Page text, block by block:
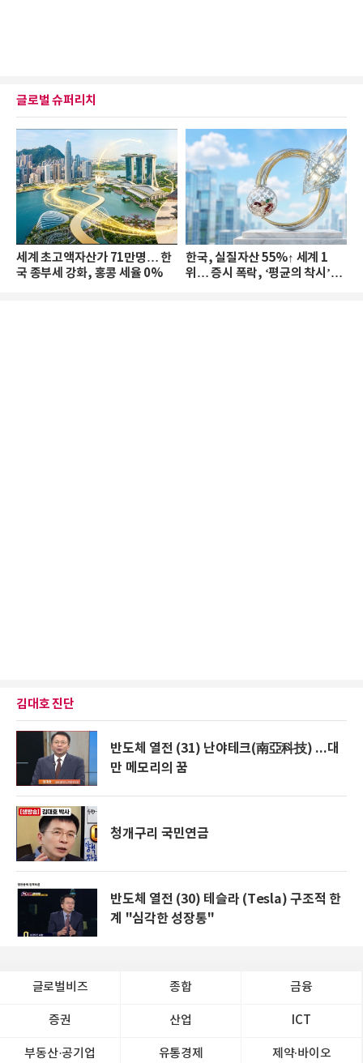
글로벌 슈퍼리치
세계 초고액자산가 71만명… 한
국 종부세 강화, 홍콩 세율 0%
한국, 실질자산 55%↑ 세계 1
위… 증시 폭락, ‘평균의 착시’와
김대호 진단
반도체 열전 (31) 난야테크(南亞科技) ...대
만 메모리의 꿈
청개구리 국민연금
반도체 열전 (30) 테슬라 (Tesla) 구조적 한
계 "심각한 성장통"
글로벌비즈 종합 금융
증권 산업 ICT
부동산·공기업 유통경제 제약∙바이오